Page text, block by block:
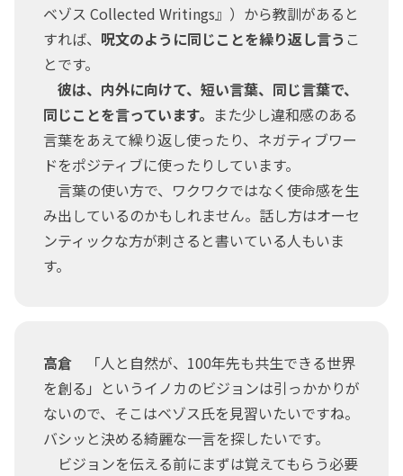
ベゾス Collected Writings』）から教訓があると
すれば、 呪文のように同じことを繰り返し言う こ
とです。
彼は、内外に向けて、短い言葉、同じ言葉で、
同じことを言っています。 また少し違和感のある
言葉をあえて繰り返し使ったり、ネガティブワー
ドをポジティブに使ったりしています。
言葉の使い方で、ワクワクではなく使命感を生
み出しているのかもしれません。話し方はオーセ
ンティックな方が刺さると書いている人もいま
す。
高倉 「人と自然が、100年先も共生できる世界
を創る」というイノカのビジョンは引っかかりが
ないので、そこはベゾス氏を見習いたいですね。
バシッと決める綺麗な一言を探したいです。
ビジョンを伝える前にまずは覚えてもらう必要